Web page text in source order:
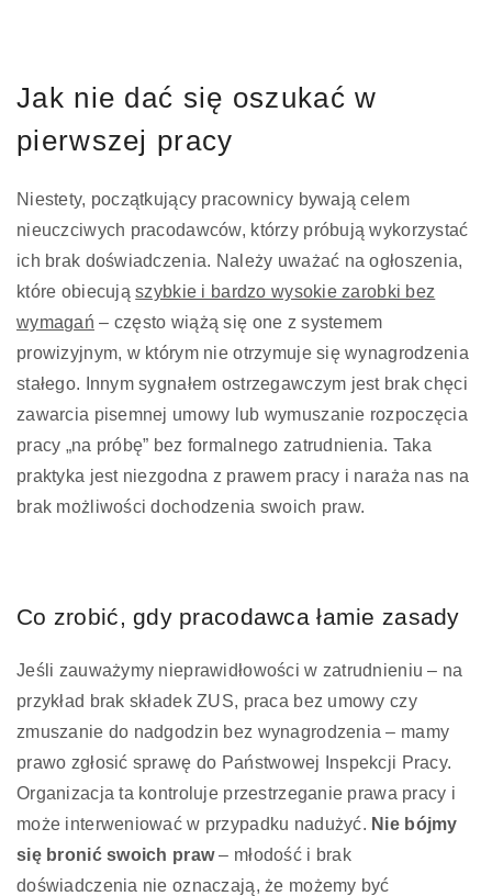
Jak nie dać się oszukać w
pierwszej pracy
Niestety, początkujący pracownicy bywają celem
nieuczciwych pracodawców, którzy próbują wykorzystać
ich brak doświadczenia. Należy uważać na ogłoszenia,
które obiecująszybkie i bardzo wysokie zarobki bez
wymagań – często wiążą się one z systemem
prowizyjnym, w którym nie otrzymuje się wynagrodzenia
stałego. Innym sygnałem ostrzegawczym jest brak chęci
zawarcia pisemnej umowy lub wymuszanie rozpoczęcia
pracy „na próbę” bez formalnego zatrudnienia. Taka
praktyka jest niezgodna z prawem pracy i naraża nas na
brak możliwości dochodzenia swoich praw.
Co zrobić, gdy pracodawca łamie zasady
Jeśli zauważymy nieprawidłowości w zatrudnieniu – na
przykład brak składek ZUS, praca bez umowy czy
zmuszanie do nadgodzin bez wynagrodzenia – mamy
prawo zgłosić sprawę do Państwowej Inspekcji Pracy.
Organizacja ta kontroluje przestrzeganie prawa pracy i
może interweniować w przypadku nadużyć. Nie bójmy
się bronić swoich praw– młodość i brak
doświadczenia nie oznaczają, że możemy być